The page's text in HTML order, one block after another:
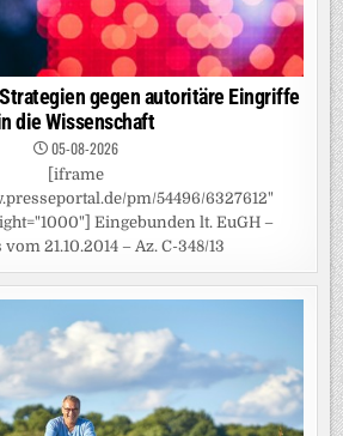
gegen autoritäre Eingriffe
die Wissenschaft
05-08-2026
[iframe
pm/54496/6327612"
Eingebunden lt. EuGH –
21.10.2014 – Az. C-348/13